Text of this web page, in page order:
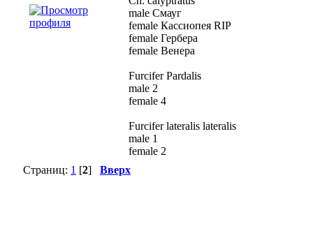
male Смауг
female Кассиопея RIP
female Гербера
female Венера
Furcifer Pardalis
male 2
female 4
Furcifer lateralis lateralis
male 1
female 2
Страниц: 1 [2] Вверх